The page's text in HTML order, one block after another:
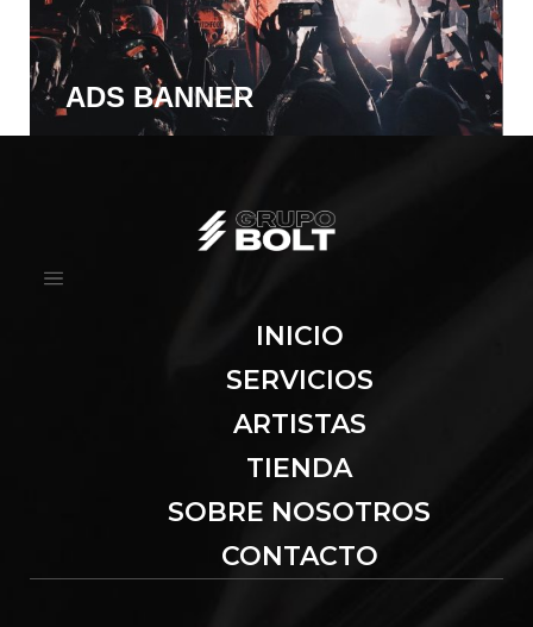
ADS BANNER
INICIO
SERVICIOS
ARTISTAS
TIENDA
SOBRE NOSOTROS
CONTACTO